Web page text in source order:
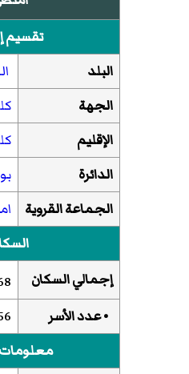
تقسيم
البلد
الجهة
الإقليم
الدائرة
الجماعة القروية
إجمالي السكان
• عدد الأسر